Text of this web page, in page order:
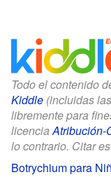
Todo el contenido
Kiddle (incluidas
libremente para
licenciaAtribución-
lo contrario. Citar
Botrychium para